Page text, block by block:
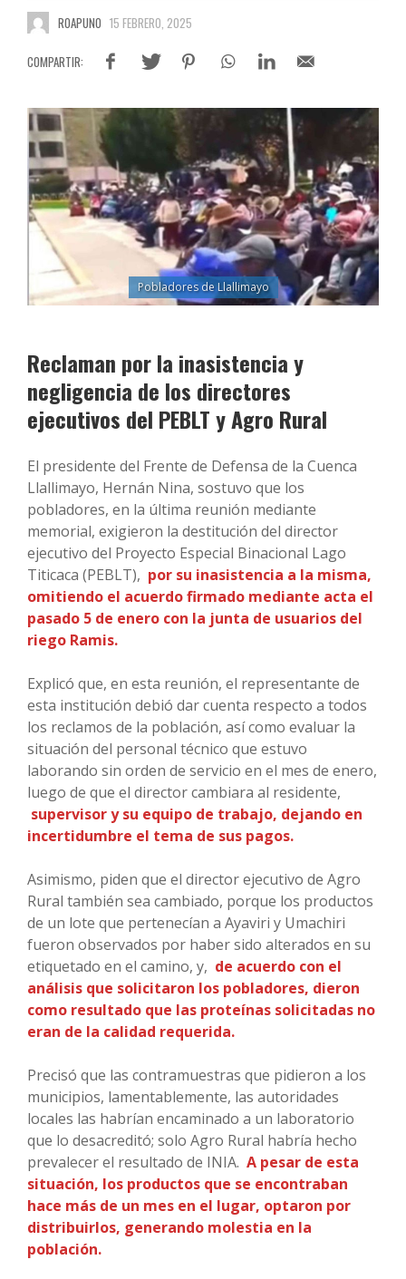
ROAPUNO 15 FEBRERO, 2025
Pobladores de Llallimayo
Reclaman por la inasistencia y
negligencia de los directores
ejecutivos del PEBLT y Agro Rural
El presidente del Frente de Defensa de la Cuenca
Llallimayo, Hernán Nina, sostuvo que los
pobladores, en la última reunión mediante
memorial, exigieron la destitución del director
ejecutivo del Proyecto Especial Binacional Lago
Titicaca (PEBLT), por su inasistencia a la misma,
omitiendo el acuerdo firmado mediante acta el
pasado 5 de enero con la junta de usuarios del
riego Ramis.
Explicó que, en esta reunión, el representante de
esta institución debió dar cuenta respecto a todos
los reclamos de la población, así como evaluar la
situación del personal técnico que estuvo
laborando sin orden de servicio en el mes de enero,
luego de que el director cambiara al residente,
supervisor y su equipo de trabajo, dejando en
incertidumbre el tema de sus pagos.
Asimismo, piden que el director ejecutivo de Agro
Rural también sea cambiado, porque los productos
de un lote que pertenecían a Ayaviri y Umachiri
fueron observados por haber sido alterados en su
etiquetado en el camino, y, de acuerdo con el
análisis que solicitaron los pobladores, dieron
como resultado que las proteínas solicitadas no
eran de la calidad requerida.
Precisó que las contramuestras que pidieron a los
municipios, lamentablemente, las autoridades
locales las habrían encaminado a un laboratorio
que lo desacreditó; solo Agro Rural habría hecho
prevalecer el resultado de INIA. A pesar de esta
situación, los productos que se encontraban
hace más de un mes en el lugar, optaron por
distribuirlos, generando molestia en la
población.